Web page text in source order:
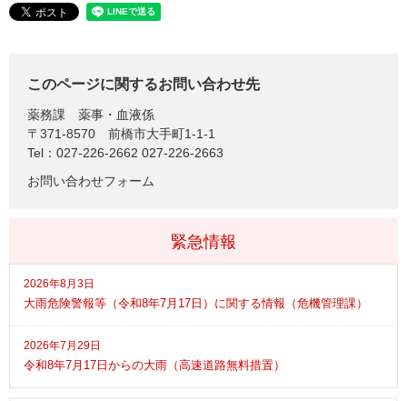
このページに関するお問い合わせ先
薬務課
薬事・血液係
〒371-8570
前橋市大手町1-1-1
Tel：027-226-2662 027-226-2663
お問い合わせフォーム
緊急情報
2026年8月3日
大雨危険警報等（令和8年7月17日）に関する情報（危機管理課）
2026年7月29日
令和8年7月17日からの大雨（高速道路無料措置）